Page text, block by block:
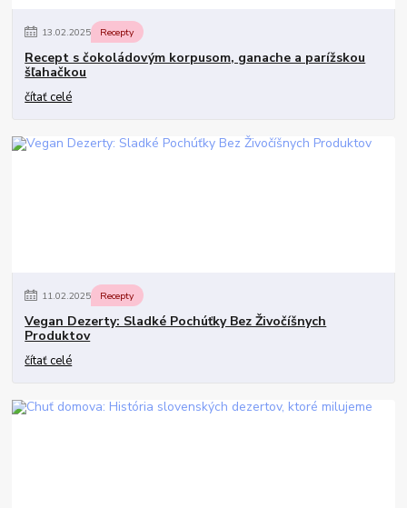
13.02.2025 Recepty
Recept s čokoládovým korpusom, ganache a parížskou
šľahačkou
čítať celé
11.02.2025 Recepty
Vegan Dezerty: Sladké Pochúťky Bez Živočíšnych
Produktov
čítať celé